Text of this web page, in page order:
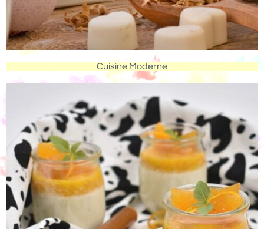
Cuisine Moderne